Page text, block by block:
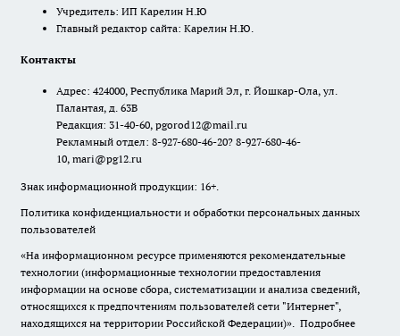
Учредитель: ИП Карелин Н.Ю
Главный редактор сайта: Карелин Н.Ю.
Контакты
Адрес: 424000, Республика Марий Эл, г. Йошкар-Ола, ул.
Палантая, д. 63В
Редакция: 31-40-60, pgorod12@mail.ru
Рекламный отдел: 8-927-680-46-20? 8-927-680-46-
10, mari@pg12.ru
Знак информационной продукции: 16+.
Политика конфиденциальности и обработки персональных данных
пользователей
«На информационном ресурсе применяются рекомендательные
технологии (информационные технологии предоставления
информации на основе сбора, систематизации и анализа сведений,
относящихся к предпочтениям пользователей сети "Интернет",
находящихся на территории Российской Федерации)». Подробнее